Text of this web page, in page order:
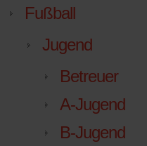
Fußball
Jugend
Betreuer
A-Jugend
B-Jugend